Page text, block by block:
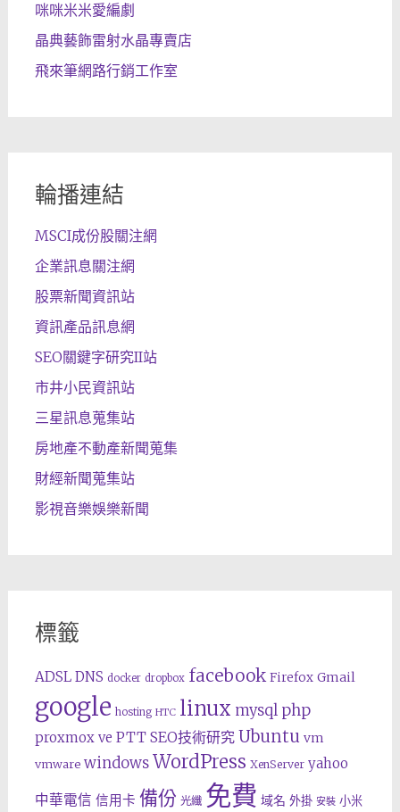
咪咪米米愛編劇
晶典藝飾雷射水晶專賣店
飛來筆網路行銷工作室
輪播連結
MSCI成份股關注網
企業訊息關注網
股票新聞資訊站
資訊產品訊息網
SEO關鍵字研究II站
市井小民資訊站
三星訊息蒐集站
房地產不動產新聞蒐集
財經新聞蒐集站
影視音樂娛樂新聞
標籤
ADSL DNS docker dropbox facebook Firefox Gmail
google hosting HTC linux mysql php
proxmox ve PTT SEO技術研究 Ubuntu vm
vmware windows WordPress XenServer yahoo
中華電信 信用卡 備份 光纖 免費 域名 外掛 安裝 小米